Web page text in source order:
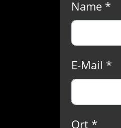
Name *
E-Mail *
Ort *